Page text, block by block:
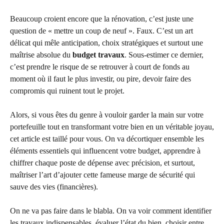
Beaucoup croient encore que la rénovation, c’est juste une
question de « mettre un coup de neuf ». Faux. C’est un art
délicat qui mêle anticipation, choix stratégiques et surtout une
maîtrise absolue du budget travaux. Sous-estimer ce dernier,
c’est prendre le risque de se retrouver à court de fonds au
moment où il faut le plus investir, ou pire, devoir faire des
compromis qui ruinent tout le projet.
Alors, si vous êtes du genre à vouloir garder la main sur votre
portefeuille tout en transformant votre bien en un véritable joyau,
cet article est taillé pour vous. On va décortiquer ensemble les
éléments essentiels qui influencent votre budget, apprendre à
chiffrer chaque poste de dépense avec précision, et surtout,
maîtriser l’art d’ajouter cette fameuse marge de sécurité qui
sauve des vies (financières).
On ne va pas faire dans le blabla. On va voir comment identifier